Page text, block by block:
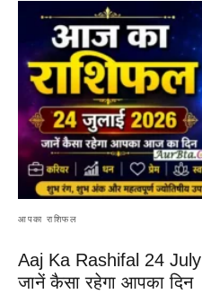
आपका राशिफल
Aaj Ka Rashifal 24
जानें कैसा रहेगा आपका दिन